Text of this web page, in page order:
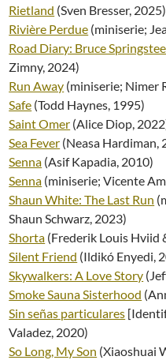
Rietland (Sven Bresser, 2025)
Rivière Perdue (miniserie;
Road Diary: Bruce
Zimny, 2024)
Run Away (miniserie; Nimer
Safe (Todd Haynes, 1995)
Saint Omer (Alice Diop,
Sea Fever (Neasa Hardiman,
Senna (Asif Kapadia, 2010)
Senna (miniserie; Vicente
Shaun White: The Last Run
Shaun Schwarz, 2023)
Shorta (Frederik Louis Hviid
Silent Friend (Ildikó Enyedi,
Skywalkers: A Love Story
Smoke Sauna Sisterhood
Sin señas particulares
Valadez, 2020)
So Long, My Son (Xiaoshuai